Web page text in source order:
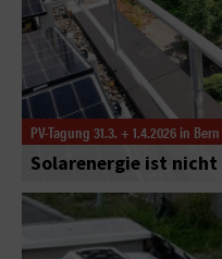
PV-Tagung 31.3. + 1.4.2026 in Bern
Solarenergie ist